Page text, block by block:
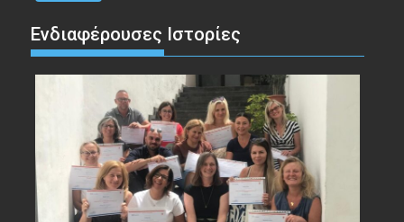
Ενδιαφέρουσες Ιστορίες